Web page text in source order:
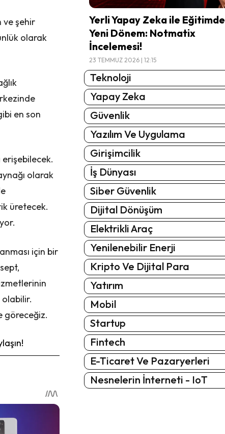
ve şehir
olarak
en son
olarak
üretecek.
için bir
olabilir.
göreceğiz.
Yerli Yapay Zeka ile Eğitimde
Yeni Dönem: Notmatix
İncelemesi!
23 TEMMUZ 2026 | 12:15
Teknoloji
Yapay Zeka
Güvenlik
Yazılım Ve Uygulama
Girişimcilik
İş Dünyası
Siber Güvenlik
Dijital Dönüşüm
Elektrikli Araç
Yenilenebilir Enerji
Kripto Ve Dijital Para
Yatırım
Mobil
Startup
Fintech
E-Ticaret Ve Pazaryerleri
Nesnelerin İnterneti - IoT